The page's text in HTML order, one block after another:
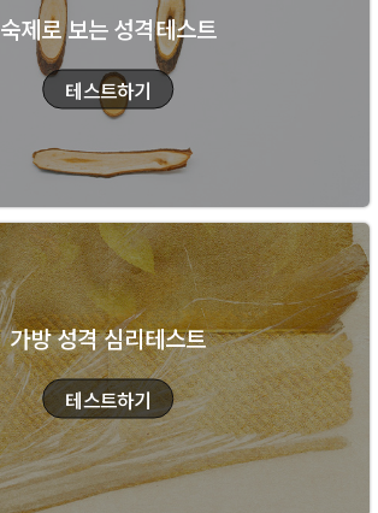
숙제로 보는 성격테스트
가방 성격 심리테스트